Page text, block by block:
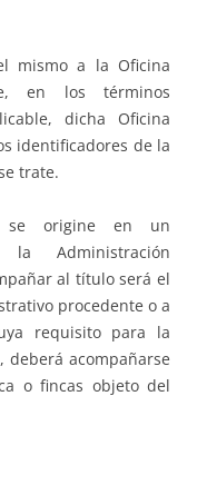
mismo a la Oficina
en los términos
dicha Oficina
identificadores de la
trate.
se origine en un
la Administración
al título será el
procedente o a
requisito para la
deberá acompañarse
o fincas objeto del